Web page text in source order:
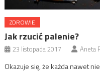
ZDROWIE
Jak rzucić palenie?
23 listopada 2017 Aneta
Okazuje się, że każda nawet